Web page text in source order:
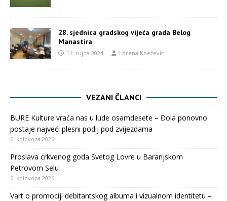
28. sjednica gradskog vijeća grada Belog
Manastira
11. rujna 2024. Lorena Knežević
VEZANI ČLANCI
BURE Kulture vraća nas u lude osamdesete – Đola ponovno
postaje najveći plesni podij pod zvijezdama
6. kolovoza 2026.
Proslava crkvenog goda Svetog Lovre u Baranjskom
Petrovom Selu
6. kolovoza 2026.
Vart o promociji debitantskog albuma i vizualnom identitetu –